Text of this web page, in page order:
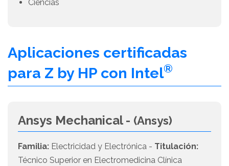
Ciencias
Aplicaciones certificadas
para Z by HP con Intel®
Ansys Mechanical - (Ansys)
Familia: Electricidad y Electrónica - Titulación:
Técnico Superior en Electromedicina Clínica